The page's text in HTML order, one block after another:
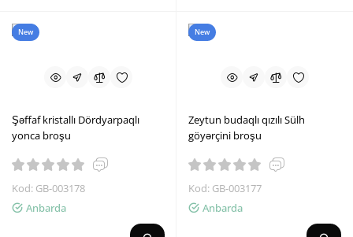
New
Şəffaf kristallı Dördyarpaqlı
yonca broşu
Kod: GB-003178
Anbarda
New
Zeytun budaqlı qızılı Sülh
göyərçini broşu
Kod: GB-003177
Anbarda